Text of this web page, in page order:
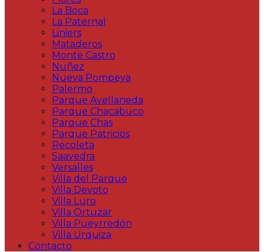
La Boca
La Paternal
Liniers
Mataderos
Monte Castro
Nuñez
Nueva Pompeya
Palermo
Parque Avellaneda
Parque Chacabuco
Parque Chas
Parque Patricios
Recoleta
Saavedra
Versalles
Villa del Parque
Villa Devoto
Villa Luro
Villa Ortuzar
Villa Pueyrredón
Villa Urquiza
Contacto